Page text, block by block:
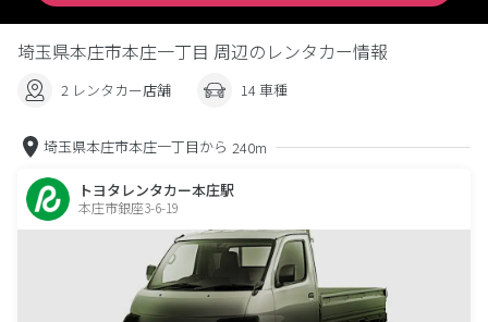
埼玉県本庄市本庄一丁目 周辺のレンタカー情報
2 レンタカー店舗 14 車種
埼玉県本庄市本庄一丁目から 240m
トヨタレンタカー本庄駅
本庄市銀座3-6-19